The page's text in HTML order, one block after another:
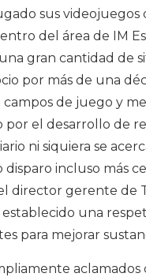
sus
del área de IM
gran cantidad de
por más de una
de juego y
el desarrollo de
ni siquiera se
incluso más
director gerente de
establecido una
para mejorar